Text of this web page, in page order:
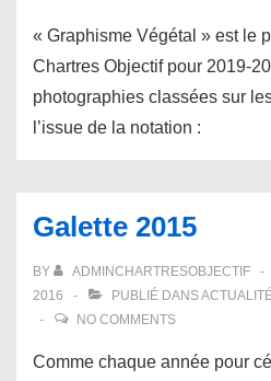
« Graphisme Végétal » est le
Chartres Objectif pour 2019-
photographies classées sur
l’issue de la notation :
Galette 2015
BY ADMINCHARTRESOBJECTIF
2016
PUBLIÉ DANS
NO COMMENTS
Comme chaque année pour